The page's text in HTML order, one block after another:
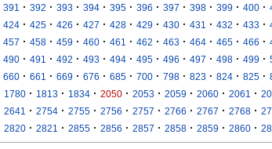
391 · 392 · 393 · 394 · 395 · 396 · 397 · 398 · 399 · 400 ·
424 · 425 · 426 · 427 · 428 · 429 · 430 · 431 · 432 · 433 ·
457 · 458 · 459 · 460 · 461 · 462 · 463 · 464 · 465 · 466 ·
490 · 491 · 492 · 493 · 494 · 495 · 496 · 497 · 498 · 499 ·
660 · 661 · 669 · 676 · 685 · 700 · 798 · 823 · 824 · 825 ·
1780 · 1813 · 1834 · 2050 · 2053 · 2059 · 2060 · 2061 ·
2641 · 2754 · 2755 · 2756 · 2757 · 2766 · 2767 · 2768 ·
2820 · 2821 · 2855 · 2856 · 2857 · 2858 · 2859 · 2860 ·